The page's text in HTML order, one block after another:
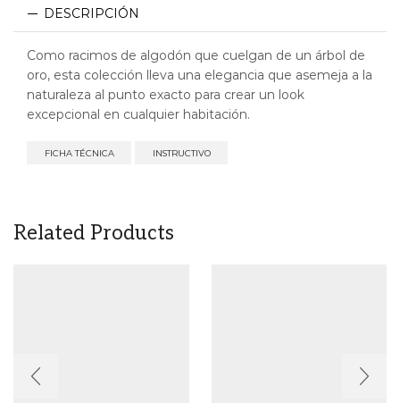
DESCRIPCIÓN
Como racimos de algodón que cuelgan de un árbol de
oro, esta colección lleva una elegancia que asemeja a la
naturaleza al punto exacto para crear un look
excepcional en cualquier habitación.
FICHA TÉCNICA INSTRUCTIVO
Related Products